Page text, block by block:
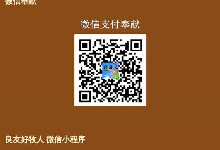
良友好牧人 微信小程序